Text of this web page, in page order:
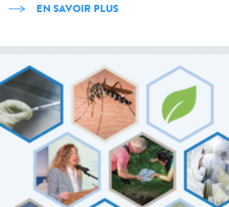
EN SAVOIR PLUS